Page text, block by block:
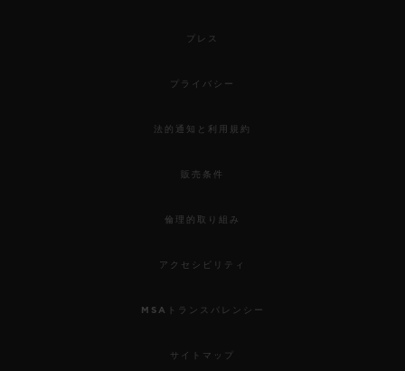
プレス
プライバシー
法的通知と利用規約
販売条件
倫理的取り組み
アクセシビリティ
MSAトランスパレンシー
サイトマップ